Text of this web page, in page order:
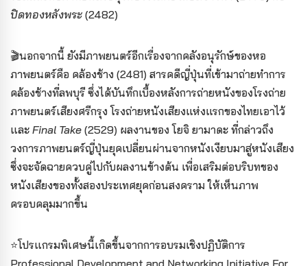
ปิดทองหลังพระ(2482)
🎬นอกจากนี้ ยังมีภาพยนตร์อีกเรื่องจากคลังอนุรักษ์ของหอ
ภาพยนตร์คือ คล้องช้าง (2481) สารคดีญี่ปุ่นที่เข้ามาถ่ายทำการ
คล้องช้างที่ลพบุรี ซึ่งได้บันทึกเบื้องหลังการถ่ายหนังของโรงถ่าย
ภาพยนตร์เสียงศรีกรุง โรงถ่ายหนังเสียงแห่งแรกของไทยเอาไว้
และ Final Take (2529) ผลงานของ โยจิ ยามาดะ ที่กล่าวถึง
วงการภาพยนตร์ญี่ปุ่นยุคเปลี่ยนผ่านจากหนังเงียบมาสู่หนังเสียง
ซึ่งจะจัดฉายควบคู่ไปกับผลงานข้างต้น เพื่อเสริมต่อบริบทของ
หนังเสียงของทั้งสองประเทศยุคก่อนสงคราม ให้เห็นภาพ
ครอบคลุมมากขึ้น
⭐️โปรแกรมพิเศษนี้เกิดขึ้นจากการอบรมเชิงปฏิบัติการ
Professional Development and Networking Initiative For